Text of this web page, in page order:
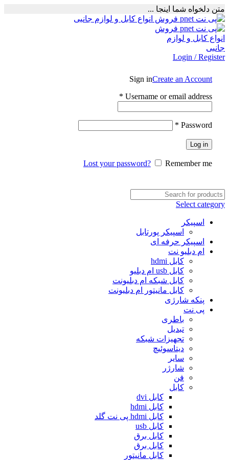
متن دلخواه شما اینجا ...
Login / Register
Sign inCreate an Account
Username or email address
*
Password
*
Log in
Lost your password? Remember me
Select category
اسپیکر
اسپیکر پورتابل
اسپیکر حرفه ای
ام دبلیو نت
کابل hdmi
کابل usb ام دبلیو
کابل شبکه ام دبلیونت
کابل مانیتور ام دبلیونت
پنکه شارژی
پی نت
باطری
تبدیل
تجهیزات شبکه
دیتاسوئیچ
سایر
شارژر
فن
کابل
کابل dvi
کابل hdmi
کابل hdmi پی نت گلد
کابل usb
کابل برق
کابل برق
کابل مانیتور